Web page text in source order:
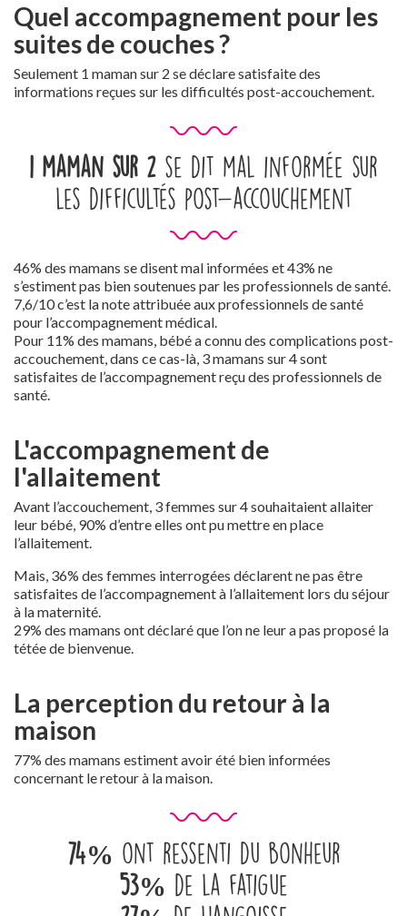
Quel accompagnement pour les
suites de couches ?
Seulement 1 maman sur 2 se déclare satisfaite des
informations reçues sur les difficultés post-accouchement.
1 maman sur 2 se dit mal informée sur
les difficultés post-accouchement
46% des mamans se disent mal informées et 43% ne
s’estiment pas bien soutenues par les professionnels de santé.
7,6/10 c’est la note attribuée aux professionnels de santé
pour l’accompagnement médical.
Pour 11% des mamans, bébé a connu des complications post-
accouchement, dans ce cas-là, 3 mamans sur 4 sont
satisfaites de l’accompagnement reçu des professionnels de
santé.
L'accompagnement de
l'allaitement
Avant l’accouchement, 3 femmes sur 4 souhaitaient allaiter
leur bébé, 90% d’entre elles ont pu mettre en place
l’allaitement.
Mais, 36% des femmes interrogées déclarent ne pas être
satisfaites de l’accompagnement à l’allaitement lors du séjour
à la maternité.
29% des mamans ont déclaré que l’on ne leur a pas proposé la
tétée de bienvenue.
La perception du retour à la
maison
77% des mamans estiment avoir été bien informées
concernant le retour à la maison.
74% ont ressenti du bonheur
53% de la fatigue